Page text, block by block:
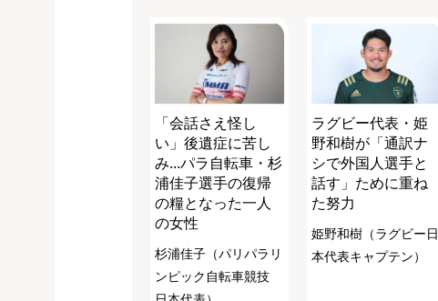
「会話さえ怪し
い」後遺症に苦し
み...パラ自転車・杉
浦佳子選手の復帰
の糧となった一人
の女性
杉浦佳子（パリパラリ
ンピック自転車競技
ラグビー代表・姫
野和樹が「通訳ナ
シで外国人選手と
話す」ために重ね
た努力
姫野和樹（ラグビー日
本代表キャプテン）